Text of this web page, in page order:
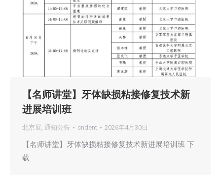
【名师讲堂】牙体缺损粘接修复技术新
进展培训班
北京展, 通知公告 cndent 2026年4月30日
【名师讲堂】牙体缺损粘接修复技术新进展培训班 下
载